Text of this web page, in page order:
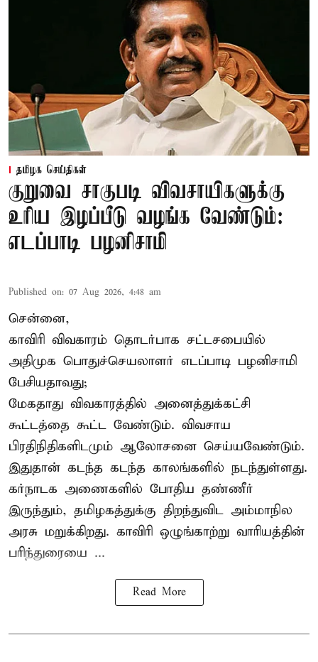
தமிழக செய்திகள்
குறுவை சாகுபடி விவசாயிகளுக்கு
உரிய இழப்பீடு வழங்க வேண்டும்:
எடப்பாடி பழனிசாமி
Published on: 07 Aug 2026, 4:48 am
சென்னை,
காவிரி விவகாரம் தொடர்பாக சட்டசபையில்
அதிமுக பொதுச்செயலாளர் எடப்பாடி பழனிசாமி
பேசியதாவது;
மேகதாது விவகாரத்தில் அனைத்துக்கட்சி
கூட்டத்தை கூட்ட வேண்டும். விவசாய
பிரதிநிதிகளிடமும் ஆலோசனை செய்யவேண்டும்.
இதுதான் கடந்த கடந்த காலங்களில் நடந்துள்ளது.
கர்நாடக அணைகளில் போதிய தண்ணீர்
இருந்தும், தமிழகத்துக்கு திறந்துவிட அம்மாநில
அரசு மறுக்கிறது. காவிரி ஒழுங்காற்று வாரியத்தின்
பரிந்துரையை ...
Read More